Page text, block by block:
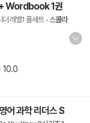
Wordbook 1권
레벨1 풀세트-스콜라
10.0
과학 리더스 S